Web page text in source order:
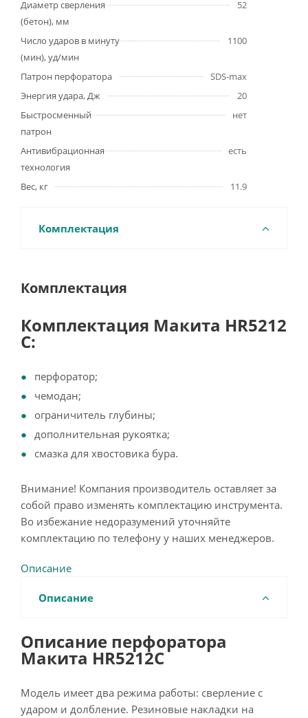
Диаметр сверления
(бетон), мм
52
Число ударов в минуту
(мин), уд/мин
1100
Патрон перфоратора
SDS-max
Энергия удара, Дж
20
Быстросменный
патрон
нет
Антивибрационная
технология
есть
Вес, кг 11.9
Комплектация
Комплектация
Комплектация Макита HR5212
C:
перфоратор;
чемодан;
ограничитель глубины;
дополнительная рукоятка;
смазка для хвостовика бура.
Внимание! Компания производитель оставляет за
собой право изменять комплектацию инструмента.
Во избежание недоразумений уточняйте
комплектацию по телефону у наших менеджеров.
Описание
Описание
Описание перфоратора
Макита HR5212C
Модель имеет два режима работы: сверление с
ударом и долбление. Резиновые накладки на